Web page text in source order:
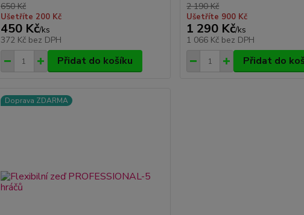
650 Kč
Ušetříte 200 Kč
450 Kč/ks
372 Kč bez DPH
Přidat do košíku
2 190 Kč
Ušetříte 900 Kč
1 290 Kč/ks
1 066 Kč bez DPH
Přidat do
Doprava ZDARMA